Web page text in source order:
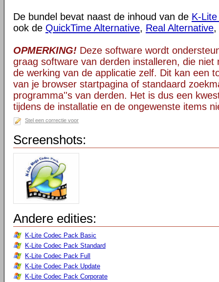
De bundel bevat naast de inhoud van de K-
ook de QuickTime Alternative, Real Alternative,
OPMERKING! Deze software wordt
graag software van derden installeren, die niet
de werking van de applicatie zelf. Dit kan een
van je browser startpagina of standaard
programma''s van derden. Het is dus een
tijdens de installatie en de ongewenste items
Stel een correctie voor
Screenshots:
Andere edities:
K-Lite Codec Pack Basic
K-Lite Codec Pack Standard
K-Lite Codec Pack Full
K-Lite Codec Pack Update
K-Lite Codec Pack Corporate